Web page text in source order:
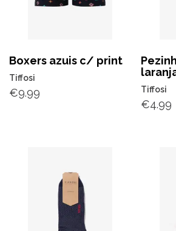
Boxers azuis c/ print
Tiffosi
€9.99 Tiffosi
€4.99